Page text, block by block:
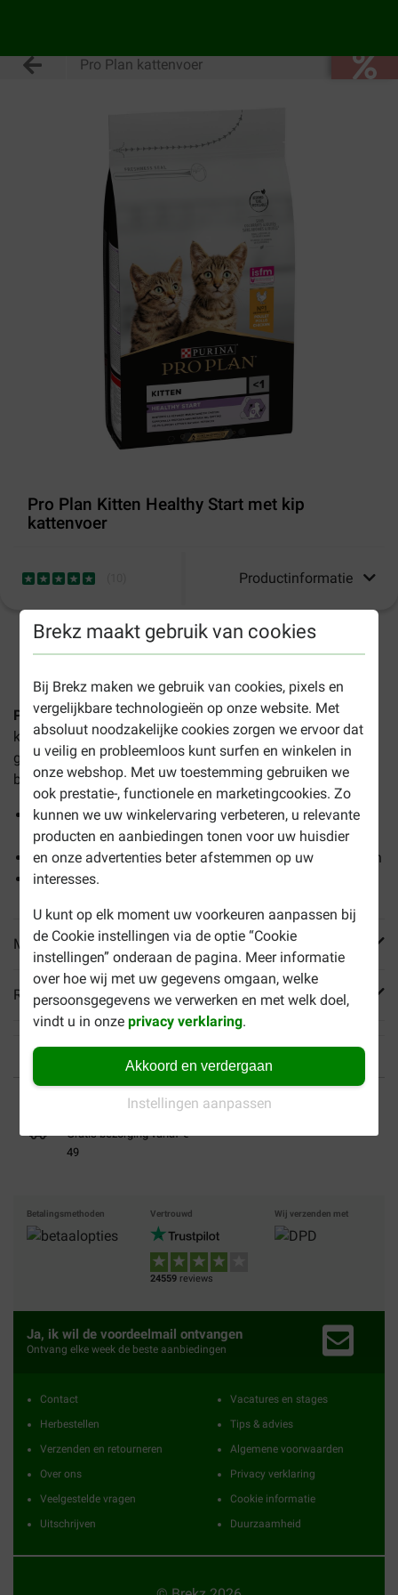
Brekz maakt gebruik van cookies
Bij Brekz maken we gebruik van cookies, pixels en
vergelijkbare technologieën op onze website. Met
absoluut noodzakelijke cookies zorgen we ervoor dat
u veilig en probleemloos kunt surfen en winkelen in
onze webshop. Met uw toestemming gebruiken we
ook prestatie-, functionele en marketingcookies. Zo
kunnen we uw winkelervaring verbeteren, u relevante
producten en aanbiedingen tonen voor uw huisdier
en onze advertenties beter afstemmen op uw
interesses.
U kunt op elk moment uw voorkeuren aanpassen bij
de Cookie instellingen via de optie “Cookie
instellingen” onderaan de pagina. Meer informatie
over hoe wij met uw gegevens omgaan, welke
persoonsgegevens we verwerken en met welk doel,
vindt u in onzeprivacy verklaring.
Akkoord en verdergaan
Instellingen aanpassen
Pro Plan kattenvoer
Pro Plan Kitten Healthy Start met kip
kattenvoer
Productinformatie
1-3 werkdagen levertijd, tenzij anders aangegeven
Pro Plan Kitten Healthy Start met kip kattenvoergeeft uw
kitten een gezonde start. Deze complete voeding is
geschikt voor kittens tot 12 maanden oud en bevat alle
benodigde stoffen om gezond en sterk op te groeien.
Bevat colostrum voor ondersteuning aan het
immuunsysteem
Met DHA voor goede ontwikkeling van zicht en hersenen
Alle benodigde voedingsstoffen in de juiste hoeveelheid
Meer informatie
Reviews
Tot 40% goedkoper Veilig betalen
Gratis bezorging vanaf €
49
Betalingsmethoden Vertrouwd
24559 reviews
Wij verzenden met
Ja, ik wil de voordeelmail ontvangen
Ontvang elke week de beste aanbiedingen
Contact
Herbestellen
Verzenden en retourneren
Over ons
Veelgestelde vragen
Uitschrijven
Vacatures en stages
Tips & advies
Algemene voorwaarden
Privacy verklaring
Cookie informatie
Duurzaamheid